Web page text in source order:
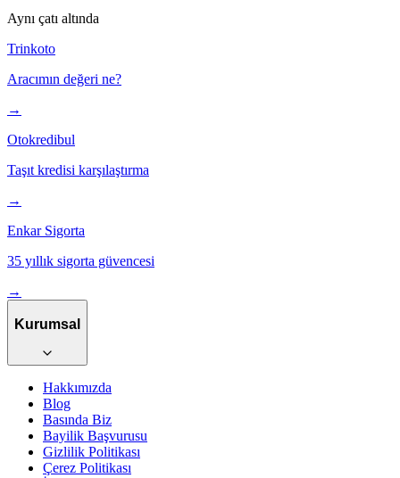
Aynı çatı altında
Trinkoto
Aracımın değeri ne?
→
Otokredibul
Taşıt kredisi karşılaştırma
→
Enkar Sigorta
35 yıllık sigorta güvencesi
→
Kurumsal
Hakkımızda
Blog
Basında Biz
Bayilik Başvurusu
Gizlilik Politikası
Çerez Politikası